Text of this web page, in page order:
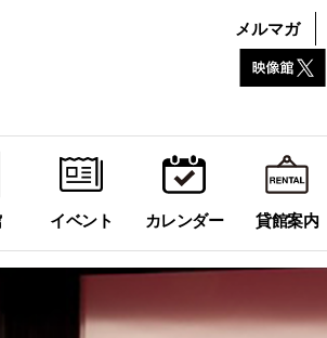
メルマガ
イベント カレンダー 貸館案内